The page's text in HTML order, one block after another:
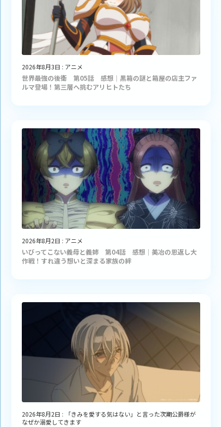
2026年8月3日 : アニメ
世界最強の後衛 第05話 感想｜黒箱の謎と箱屋の店主ファ
ルマ登場！第三層へ挑むアリヒトたち
2026年8月2日 : アニメ
いびってこない義母と義姉 第04話 感想｜美冶の恩返し大
作戦！すれ違う想いと深まる家族の絆
2026年8月2日 :
「きみを愛する気はない」と言った次期公爵様が
なぜか溺愛してきます